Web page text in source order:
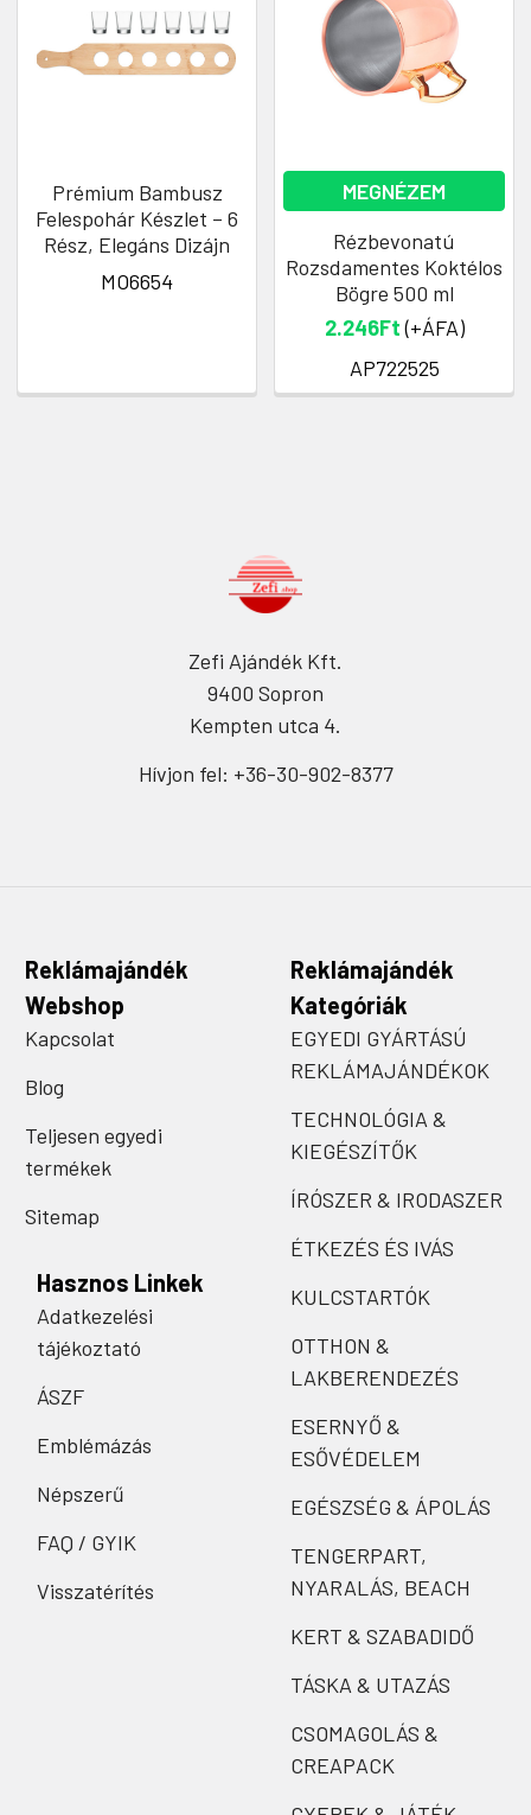
Prémium Bambusz
Felespohár Készlet – 6
Rész, Elegáns Dizájn
MO6654
MEGNÉZEM
Rézbevonatú
Rozsdamentes Koktélos
Bögre 500 ml
2.246Ft(+ÁFA)
AP722525
Zefi Ajándék Kft.
9400 Sopron
Kempten utca 4.
Hívjon fel: +36-30-902-8377
Reklámajándék
Webshop
Kapcsolat
Blog
Teljesen egyedi
termékek
Sitemap
Hasznos Linkek
Adatkezelési
tájékoztató
ÁSZF
Emblémázás
Népszerű
FAQ / GYIK
Visszatérítés
Reklámajándék
Kategóriák
EGYEDI GYÁRTÁSÚ
REKLÁMAJÁNDÉKOK
TECHNOLÓGIA &
KIEGÉSZÍTŐK
ÍRÓSZER & IRODASZER
ÉTKEZÉS ÉS IVÁS
KULCSTARTÓK
OTTHON &
LAKBERENDEZÉS
ESERNYŐ &
ESŐVÉDELEM
EGÉSZSÉG & ÁPOLÁS
TENGERPART,
NYARALÁS, BEACH
KERT & SZABADIDŐ
TÁSKA & UTAZÁS
CSOMAGOLÁS &
CREAPACK